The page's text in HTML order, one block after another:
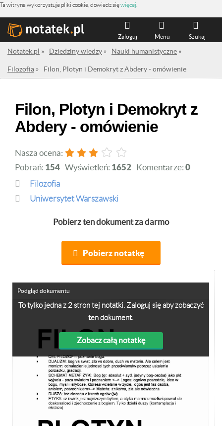
Ta witryna wykorzystuje pliki cookie, dowiedz sięwięcej
Szukaj
Menu
Zaloguj
Notatek.pl » Dziedziny wiedzy » Nauki humanistyczne »
Filozofia » Filon, Plotyn i Demokryt z Abdery - omówienie
Filon, Plotyn i Demokryt z
Abdery - omówienie
Nasza ocena:
Pobrań: 154 Wyświetleń: 1652 Komentarze: 0
Filozofia
Uniwersytet Warszawski
Pobierz ten dokument za darmo
Pobierz notatkę
To tylko jedna z 2 stron tej notatki. Zaloguj się aby zobaczyć
ten dokument.
Zobacz całą notatkę
Podgląd dokumentu